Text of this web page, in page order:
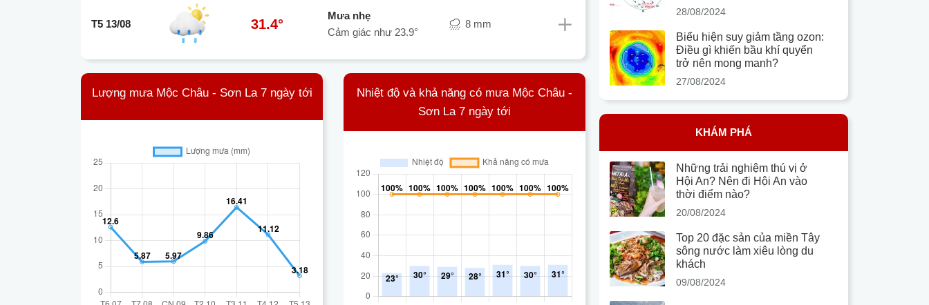
T5 13/08 31.4°
mưa nhẹ
Cảm giác như 23.9°
8 mm
Lượng mưa Mộc Châu - Sơn La 7 ngày tới
Nhiệt độ và khả năng có mưa Mộc Châu -
Sơn La 7 ngày tới
28/08/2024
Biểu hiện suy giảm tầng ozon:
Điều gì khiến bầu khí quyển
trở nên mong manh?
27/08/2024
KHÁM PHÁ
Những trải nghiệm thú vị ở
Hội An? Nên đi Hội An vào
thời điểm nào?
20/08/2024
Top 20 đặc sản của miền Tây
sông nước làm xiêu lòng du
khách
09/08/2024